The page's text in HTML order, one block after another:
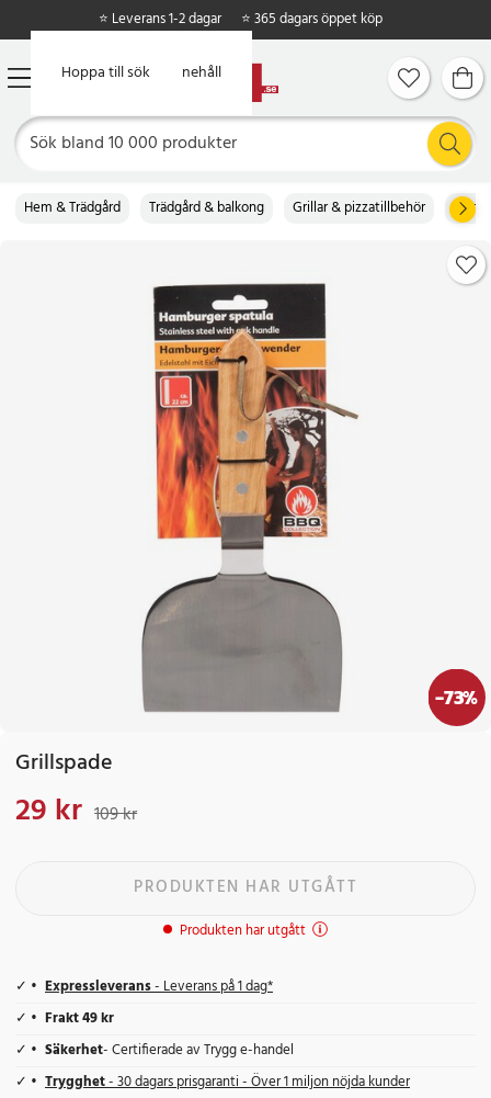
Hoppa till huvudinnehåll
Hoppa till sök
⭐ Leverans 1-2 dagar ⭐ 365 dagars öppet köp
Hem & Trädgård Trädgård & balkong Grillar & pizzatillbehör
-73%
Grillspade
Nuvarande pris
29 kr 109 kr
PRODUKTEN HAR UTGÅTT
Produkten har utgått
Expressleverans- Leverans på 1 dag*
Frakt 49 kr
Säkerhet- Certifierade av Trygg e-handel
Trygghet- 30 dagars prisgaranti - Över 1 miljon nöjda kunder